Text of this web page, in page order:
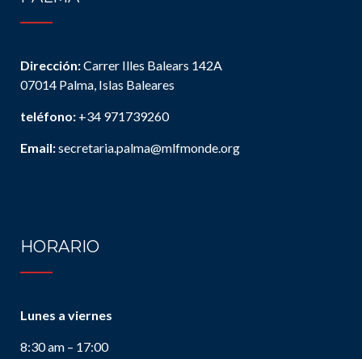
Dirección:Carrer Illes Balears 142A
07014 Palma, Islas Baleares
teléfono: +34 971739260
Email:secretaria.palma@mlfmonde.org
HORARIO
Lunes a viernes
8:30 am – 17:00